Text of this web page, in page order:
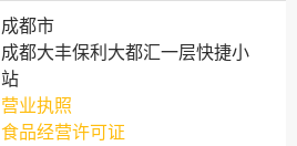
成都市
成都大丰保利大都汇一层快捷小
站
营业执照
食品经营许可证